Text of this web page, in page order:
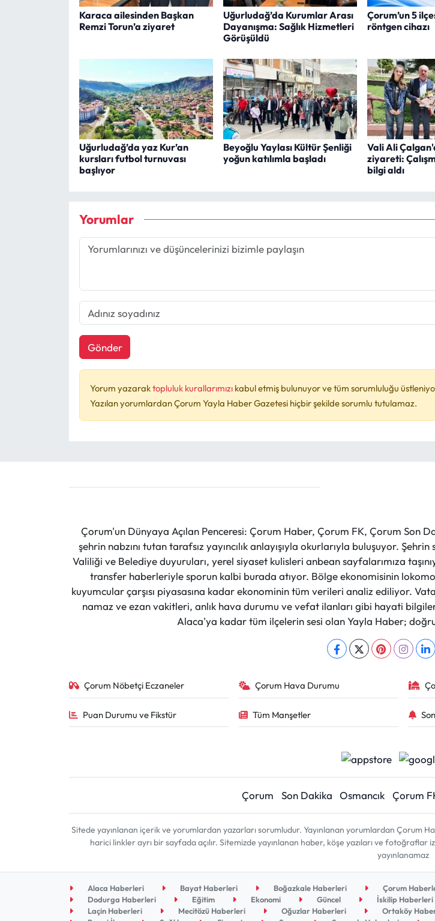
Karaca ailesinden Başkan
Remzi Torun’a ziyaret
Uğurludağ’da Kurumlar Arası
Dayanışma: Sağlık Hizmetleri
Görüşüldü
Çorum’un 5
röntgen cihazı
Uğurludağ’da yaz Kur’an
kursları futbol turnuvası
başlıyor
Beyoğlu Yaylası Kültür Şenliği
yoğun katılımla başladı
Vali Ali
ziyareti:
bilgi aldı
Yorumlar
Gönder
Yorum yazaraktopluluk kurallarımızı kabul etmiş bulunuyor ve tüm sorumluluğu
Yazılan yorumlardan Çorum Yayla Haber Gazetesi hiçbir şekilde sorumlu tutulamaz.
Çorum'un Dünyaya Açılan Penceresi: Çorum Haber, Çorum FK, Çorum Son
şehrin nabzını tutan tarafsız yayıncılık anlayışıyla okurlarıyla buluşuyor.
Valiliği ve Belediye duyuruları, yerel siyaset kulisleri anbean sayfalarımıza
transfer haberleriyle sporun kalbi burada atıyor. Bölge ekonomisinin
kuyumcular çarşısı piyasasına kadar ekonominin tüm verileri analiz ediliyor.
namaz ve ezan vakitleri, anlık hava durumu ve vefat ilanları gibi hayati
Alaca'ya kadar tüm ilçelerin sesi olan Yayla Haber;
Çorum Nöbetçi Eczaneler Çorum Hava Durumu
Puan Durumu ve Fikstür Tüm Manşetler
Çorum Son Dakika Osmancık Çorum
Sitede yayınlanan içerik ve yorumlardan yazarları sorumludur. Yayınlanan yorumlardan Çorum
harici linkler ayrı bir sayfada açılır. Sitemizde yayınlanan haber, köşe yazıları ve
yayınlanamaz
Alaca Haberleri Bayat Haberleri Boğazkale Haberleri Çorum
Dodurga Haberleri
Eğitim Ekonomi Güncel İskilip Haberleri
Laçin Haberleri
Mecitözü Haberleri Oğuzlar Haberleri Ortaköy